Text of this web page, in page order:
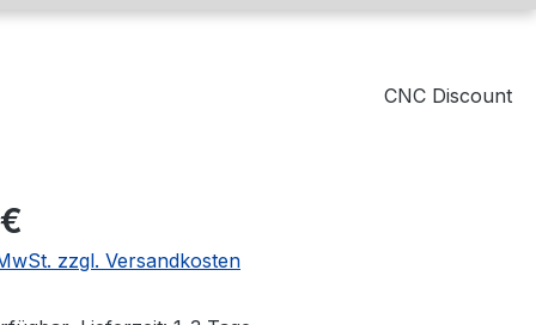
CNC Discount
zzgl. Versandkosten